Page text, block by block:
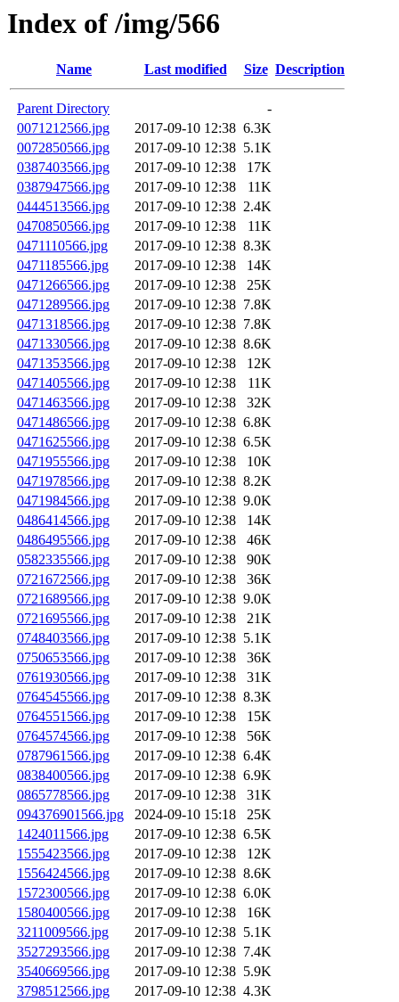
Index of /img/566
Name Last modified Size Description
Parent Directory
-
0071212566.jpg
2017-09-10 12:38 6.3K
0072850566.jpg
2017-09-10 12:38 5.1K
0387403566.jpg
2017-09-10 12:38
17K
0387947566.jpg
2017-09-10 12:38
11K
0444513566.jpg
2017-09-10 12:38 2.4K
0470850566.jpg
2017-09-10 12:38
11K
0471110566.jpg
2017-09-10 12:38 8.3K
0471185566.jpg
2017-09-10 12:38
14K
0471266566.jpg
2017-09-10 12:38
25K
0471289566.jpg
2017-09-10 12:38 7.8K
0471318566.jpg
2017-09-10 12:38 7.8K
0471330566.jpg
2017-09-10 12:38 8.6K
0471353566.jpg
2017-09-10 12:38
12K
0471405566.jpg
2017-09-10 12:38
11K
0471463566.jpg
2017-09-10 12:38
32K
0471486566.jpg
2017-09-10 12:38 6.8K
0471625566.jpg
2017-09-10 12:38 6.5K
0471955566.jpg
2017-09-10 12:38
10K
0471978566.jpg
2017-09-10 12:38 8.2K
0471984566.jpg
2017-09-10 12:38 9.0K
0486414566.jpg
2017-09-10 12:38
14K
0486495566.jpg
2017-09-10 12:38
46K
0582335566.jpg
2017-09-10 12:38
90K
0721672566.jpg
2017-09-10 12:38
36K
0721689566.jpg
2017-09-10 12:38 9.0K
0721695566.jpg
2017-09-10 12:38
21K
0748403566.jpg
2017-09-10 12:38 5.1K
0750653566.jpg
2017-09-10 12:38
36K
0761930566.jpg
2017-09-10 12:38
31K
0764545566.jpg
2017-09-10 12:38 8.3K
0764551566.jpg
2017-09-10 12:38
15K
0764574566.jpg
2017-09-10 12:38
56K
0787961566.jpg
2017-09-10 12:38 6.4K
0838400566.jpg
2017-09-10 12:38 6.9K
0865778566.jpg
2017-09-10 12:38
31K
094376901566.jpg
2024-09-10 15:18
25K
1424011566.jpg
2017-09-10 12:38 6.5K
1555423566.jpg
2017-09-10 12:38
12K
1556424566.jpg
2017-09-10 12:38 8.6K
1572300566.jpg
2017-09-10 12:38 6.0K
1580400566.jpg
2017-09-10 12:38
16K
3211009566.jpg
2017-09-10 12:38 5.1K
3527293566.jpg
2017-09-10 12:38 7.4K
3540669566.jpg
2017-09-10 12:38 5.9K
3798512566.jpg
2017-09-10 12:38 4.3K